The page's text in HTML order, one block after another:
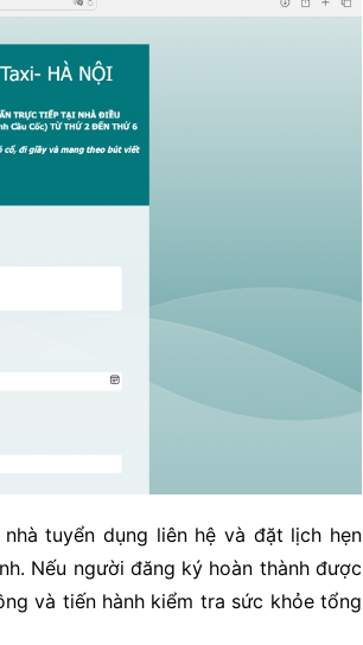
tuyển dụng liên hệ và đặt lịch hẹn
Nếu người đăng ký hoàn thành được
và tiến hành kiểm tra sức khỏe tổng